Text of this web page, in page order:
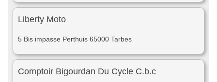
Liberty Moto
5 Bis impasse Perthuis 65000 Tarbes
Comptoir Bigourdan Du Cycle C.b.c